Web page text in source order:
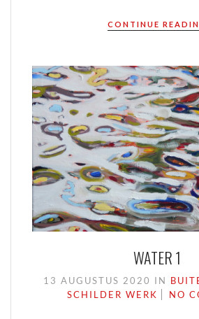
CONTINUE
WATER 1
13 AUGUSTUS 2020 IN
SCHILDER WERK
NO